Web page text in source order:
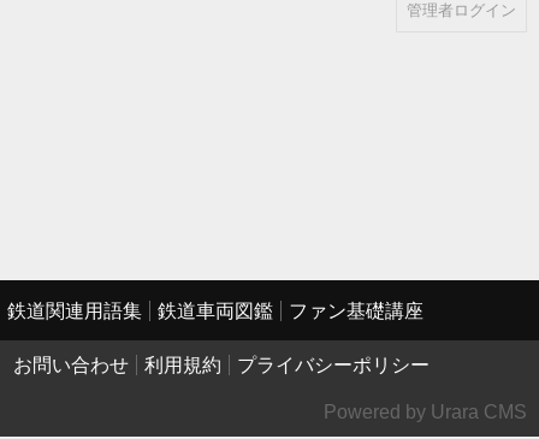
管理者ログイン
鉄道関連用語集 鉄道車両図鑑 ファン基礎講座
お問い合わせ 利用規約 プライバシーポリシー
Powered by Urara CMS